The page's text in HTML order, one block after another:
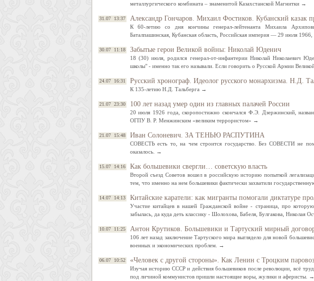
металлургического комбината – знаменитой Казахстанской Магнитки →
31.07 13:37 Александр Гончаров. Михаил Фостиков. Кубанский казак
К 60-летию со дня кончины генерал-лейтенанта Михаила
Баталпашинская, Кубанская область, Российская империя — 29 июля
30.07 11:18 Забытые герои Великой войны: Николай Юденич
18 (30) июля, родился генерал-от-инфантерии Николай Николаевич
школы" - именно так его называли. Если говорить о Русской Армии
24.07 16:31 Русский хронограф. Идеолог русского монархизма. Н.Д.
К 135-летию Н.Д. Тальберга →
21.07 23:30 100 лет назад умер один из главных палачей России
20 июля 1926 года, скоропостижно скончался Ф.Э. Дзержинский,
ОГПУ В. Р. Менжинским «великим террористом» →
21.07 15:48 Иван Солоневич. ЗА ТЕНЬЮ РАСПУТИНА
СОВЕСТЬ есть то, на чем строится государство. Без СОВЕСТИ не
оказалось. →
15.07 14:16 Как большевики свергли… советскую власть
Второй съезд Советов вошел в российскую историю попыткой
тем, что именно на нем большевики фактически захватили
14.07 14:13 Китайские каратели: как мигранты помогали диктатуре
Участие китайцев в нашей Гражданской войне - страница, про
забылась, да куда деть классику - Шолохова, Бабеля, Булгакова, Николая
10.07 11:25 Антон Крутиков. Большевики и Тартуский мирный
106 лет назад заключение Тартуского мира выглядело для новой
военных и экономических проблем. →
06.07 10:52 «Человек с другой стороны». Как Ленин с Троцким
Изучая историю СССР и действия большевиков после революции, всё
под личиной коммунистов пришли настоящие воры, жулики и аферисты. →